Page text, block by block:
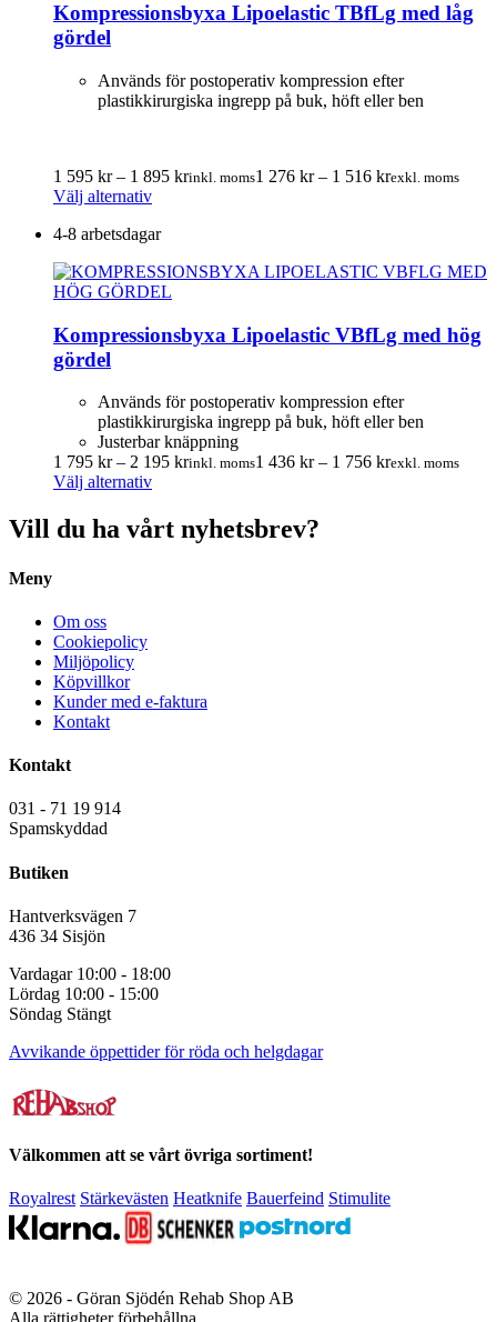
Kompressionsbyxa Lipoelastic TBfLg med låg
gördel
Används för postoperativ kompression efter
plastikkirurgiska ingrepp på buk, höft eller ben
1 595 kr – 1 895 krPrisintervall:
895.00 kr
inkl. moms1 276 kr – 1 516 krPrisintervall:
516.00 kr
exkl. moms
Välj alternativDen
produkten
flera
varianter.
olika
väljas
på
produktsidan
4-8 arbetsdagar
Kompressionsbyxa Lipoelastic VBfLg med hög
gördel
Används för postoperativ kompression efter
plastikkirurgiska ingrepp på buk, höft eller ben
Justerbar knäppning
1 795 kr – 2 195 krPrisintervall:
2
inkl. moms1 436 kr – 1 756 krPrisintervall:
exkl. moms
Välj alternativDen
produkten
har
på
Vill du ha vårt nyhetsbrev?
Meny
Om oss
Cookiepolicy
Miljöpolicy
Köpvillkor
Kunder med e-faktura
Kontakt
Kontakt
031 - 71 19 914
Spamskyddad
Butiken
Hantverksvägen 7
436 34 Sisjön
Vardagar 10:00 - 18:00
Lördag 10:00 - 15:00
Söndag Stängt
Avvikande öppettider för röda och helgdagar
Välkommen att se vårt övriga sortiment!
Royalrest Stärkevästen Heatknife Bauerfeind Stimulite
© 2026 - Göran Sjödén Rehab Shop AB